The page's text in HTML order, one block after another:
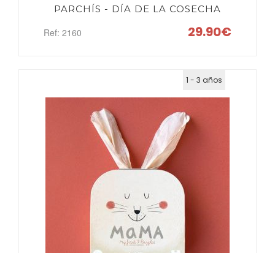
PARCHÍS - DÍA DE LA COSECHA
Ref: 2160 29.90€
1 - 3 años